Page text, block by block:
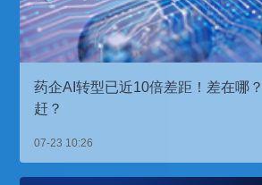
药企AI转型已近10倍差距！差在哪
赶？
07-23 10:26